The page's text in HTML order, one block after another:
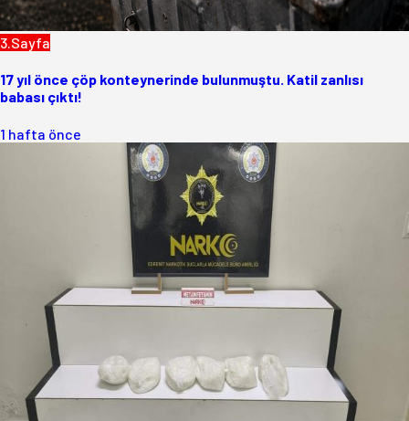
3.Sayfa
17 yıl önce çöp konteynerinde bulunmuştu. Katil zanlısı
babası çıktı!
1 hafta önce